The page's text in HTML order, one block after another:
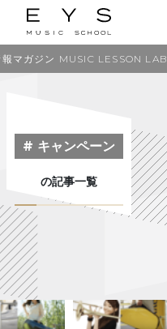
報マガジン MUSIC LESSON LAB
# キャンペーン
の記事一覧